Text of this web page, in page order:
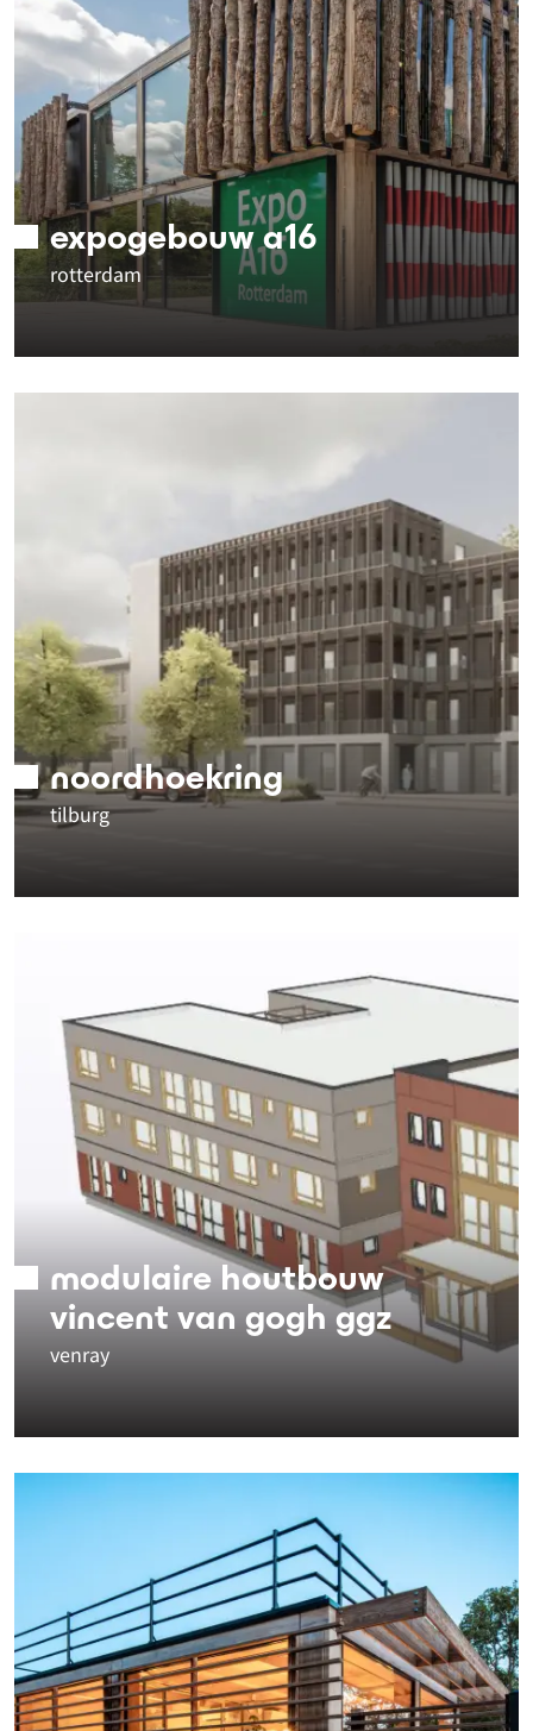
expogebouw a16
rotterdam
noordhoekring
tilburg
modulaire houtbouw
vincent van gogh ggz
venray